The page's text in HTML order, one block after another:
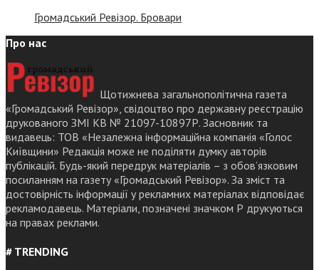
Громадський Ревізор. Бровари
Про нас
Щотижнева загальнополітична газета
«Громадський Ревізор», свідоцтво про державну реєстрацію
друкованого ЗМІ КВ № 21097-10897Р. Засновник та
видавець: ТОВ «Незалежна інформаційна компанія «Голос
Київщини» Редакція може не поділяти думку авторів
публікацій. Будь-який передрук матеріалів – з обов’язковим
посиланням на газету «Громадський Ревізор». За зміст та
достовірність інформації у рекламних матеріалах відповідає
рекламодавець. Матеріали, позначені значком Р друкуються
на правах реклами.
# TRENDING